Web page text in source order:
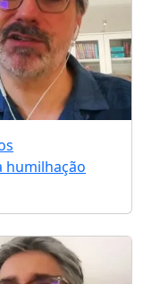
humilhação